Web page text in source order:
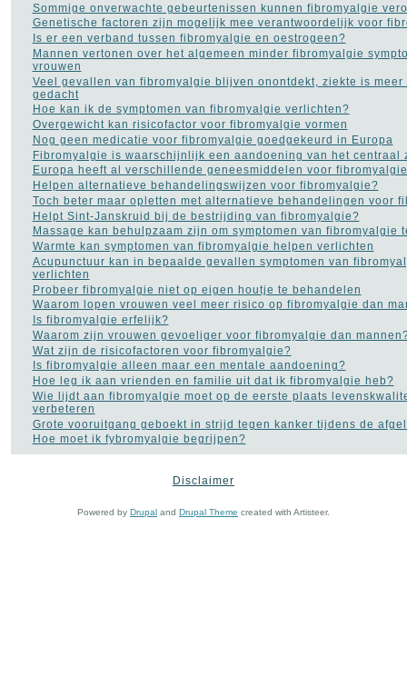
Masturbatie(6)
Migraine (24)
MS - Multiple Sclerose
(34)
Muishand
Multipel Myeloom(2)
Neurose
Opvoeding en
zwangerschap(105)
Osteoporose(13)
Parkinson(16)
Pijn aan de rug (27)
Plasproblemen(9)
Plastische chirurgie(32)
Premenstrueel syndroom
(2)
Prostaatkanker(45)
Psoriasis(10)
Pyschose(10)
Reuma(18)
Rimpels (32)
Roken(55)
Rookverslaving(11)
Schizofrenie(9)
Sex(281)
Slaapapneu (21)
Slapeloosheid(129)
Slechte adem
Stress(45)
Trombose (1)
Vaginale infecties(10)
Vitamines(77)
Sommige onverwachte gebeurtenissen kunnen fibromyalgie
Genetische factoren zijn mogelijk mee verantwoordelijk voor
Is er een verband tussen fibromyalgie en oestrogeen?
Mannen vertonen over het algemeen minder fibromyalgie
vrouwen
Veel gevallen van fibromyalgie blijven onontdekt, ziekte is meer
gedacht
Hoe kan ik de symptomen van fibromyalgie verlichten?
Overgewicht kan risicofactor voor fibromyalgie vormen
Nog geen medicatie voor fibromyalgie goedgekeurd in Europa
Fibromyalgie is waarschijnlijk een aandoening van het centraal
Europa heeft al verschillende geneesmiddelen voor
Helpen alternatieve behandelingswijzen voor fibromyalgie?
Toch beter maar opletten met alternatieve behandelingen voor
Helpt Sint-Janskruid bij de bestrijding van fibromyalgie?
Massage kan behulpzaam zijn om symptomen van fibromyalgie
Warmte kan symptomen van fibromyalgie helpen verlichten
Acupunctuur kan in bepaalde gevallen symptomen van
verlichten
Probeer fibromyalgie niet op eigen houtje te behandelen
Waarom lopen vrouwen veel meer risico op fibromyalgie dan
Is fibromyalgie erfelijk?
Waarom zijn vrouwen gevoeliger voor fibromyalgie dan
Wat zijn de risicofactoren voor fibromyalgie?
Is fibromyalgie alleen maar een mentale aandoening?
Hoe leg ik aan vrienden en familie uit dat ik fibromyalgie heb?
Wie lijdt aan fibromyalgie moet op de eerste plaats
verbeteren
Grote vooruitgang geboekt in strijd tegen kanker tijdens de
Hoe moet ik fybromyalgie begrijpen?
Reads
Disclaimer
Powered by Drupal and Drupal Theme created with Artisteer.